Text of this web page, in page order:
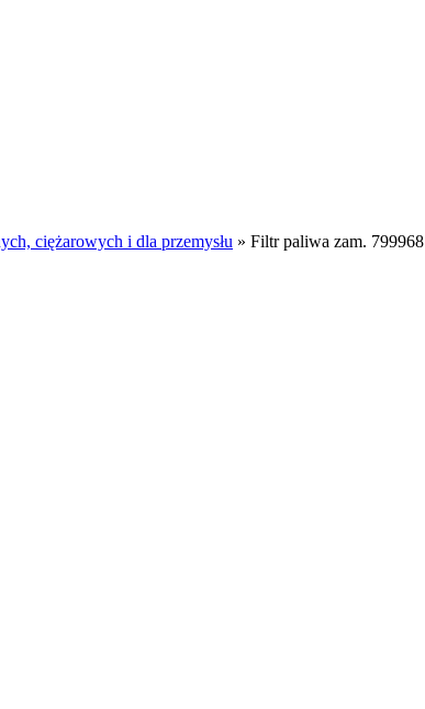
ciężarowych i dla przemysłu » Filtr paliwa zam. 799968